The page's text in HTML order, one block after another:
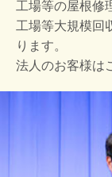
工場等の屋根修
工場等大規模回
ります。
法人のお客様は